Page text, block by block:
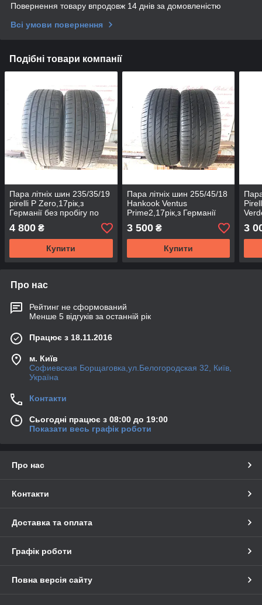
Повернення товару впродовж 14 днів за домовленістю
Всі умови повернення
Подібні товари компанії
Пара літніх шин 235/35/19
pirelli P Zero,17рік,з
Германії без пробігу по
Україні
4 800 ₴
Купити
Пара літніх шин 255/45/18
Hankook Ventus
Prime2,17рік,з Германії
без пробігу по Україні
3 500₴
Купити
3
Про нас
Рейтинг не сформований
Менше 5 відгуків за останній рік
Працює з 18.11.2016
м. Київ
Софиевская Борщаговка,ул.Белогородская 32, Київ,
Україна
Контакти
Сьогодні працює з 08:00 до 19:00
Показати весь графік роботи
Про нас
Контакти
Доставка та оплата
Графік роботи
Повна версія сайту